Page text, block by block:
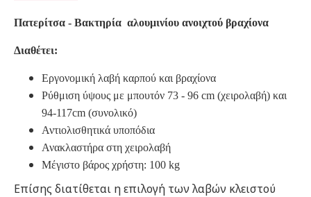
Πατερίτσα - Βακτηρία αλουμινίου ανοιχτού βραχίονα
Διαθέτει:
Εργονομική λαβή καρπού και βραχίονα
Ρύθμιση ύψους με μπουτόν 73 - 96 cm (χειρολαβή) και
94-117cm (συνολικό)
Αντιολισθητικά υποπόδια
Ανακλαστήρα στη χειρολαβή
Μέγιστο βάρος χρήστη: 100 kg
Επίσης διατίθεται η επιλογή των λαβών κλειστού